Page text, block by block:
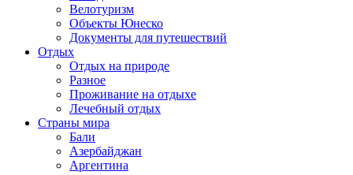
Велотуризм
Объекты Юнеско
Документы для путешествий
Отдых
Отдых на природе
Разное
Проживание на отдыхе
Лечебный отдых
Страны мира
Бали
Азербайджан
Аргентина